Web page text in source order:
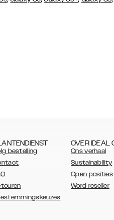
bestelling
OVER IDEAL
Ons verhaal
Sustainability
Open posities
Word reseller
AUSTRALIA